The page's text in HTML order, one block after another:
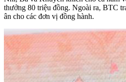
thưởng 80 triệu đồng. Ngoài ra, BTC
ân cho các đơn vị đồng hành.